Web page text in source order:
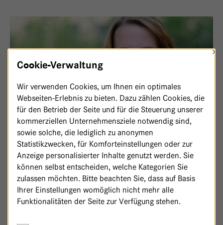
IHR KONTAKT ZUR INTENSIVMEDIZIN
Intensivstationen 1 und 2, Haupthaus
Nicole Linke
Office-Assistenz Anästhesie und Intensivmedizin
030/365 01-6650
Cookie-Verwaltung
×
Wir verwenden Cookies, um Ihnen ein optimales
Webseiten-Erlebnis zu bieten. Dazu zählen Cookies, die
für den Betrieb der Seite und für die Steuerung unserer
kommerziellen Unternehmensziele notwendig sind,
sowie solche, die lediglich zu anonymen
Statistikzwecken, für Komforteinstellungen oder zur
Anzeige personalisierter Inhalte genutzt werden. Sie
können selbst entscheiden, welche Kategorien Sie
zulassen möchten. Bitte beachten Sie, dass auf Basis
Ihrer Einstellungen womöglich nicht mehr alle
Funktionalitäten der Seite zur Verfügung stehen.